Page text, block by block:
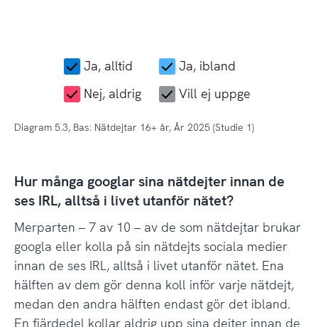
Ja, alltid
Ja, ibland
Nej, aldrig
Vill ej uppge
Diagram 5.3, Bas: Nätdejtar 16+ år, År 2025 (Studie 1)
Hur många googlar sina nätdejter innan de
ses IRL, alltså i livet utanför nätet?
Merparten – 7 av 10 – av de som nätdejtar brukar
googla eller kolla på sin nätdejts sociala medier
innan de ses IRL, alltså i livet utanför nätet. Ena
hälften av dem gör denna koll inför varje nätdejt,
medan den andra hälften endast gör det ibland.
En fjärdedel kollar aldrig upp sina dejter innan de